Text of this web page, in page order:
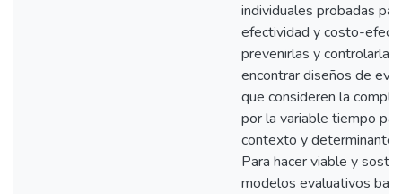
individuales probadas
efectividad y costo-
prevenirlas y
encontrar diseños de
que consideren la
por la variable tiempo
contexto y
Para hacer viable y
modelos evaluativos